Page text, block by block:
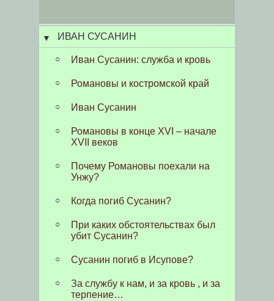
ИВАН СУСАНИН
Иван Сусанин: служба и кровь
Романовы и костромской край
Иван Сусанин
Романовы в конце XVI – начале
XVII веков
Почему Романовы поехали на
Унжу?
Когда погиб Сусанин?
При каких обстоятельствах был
убит Сусанин?
Сусанин погиб в Исупове?
За службу к нам, и за кровь , и за
терпение…